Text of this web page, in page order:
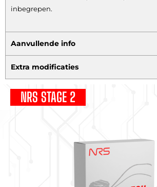
inbegrepen.
Aanvullende info
Extra modificaties
NRS STAGE 2